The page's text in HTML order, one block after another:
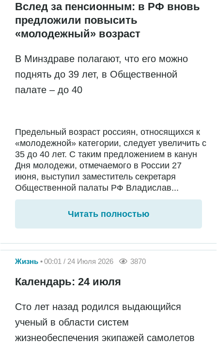
Вслед за пенсионным: в РФ вновь
предложили повысить
«молодежный» возраст
В Минздраве полагают, что его можно
поднять до 39 лет, в Общественной
палате – до 40
Предельный возраст россиян, относящихся к
«молодежной» категории, следует увеличить с
35 до 40 лет. С таким предложением в канун
Дня молодежи, отмечаемого в России 27
июня, выступил заместитель секретаря
Общественной палаты РФ Владислав...
Читать полностью
Жизнь 00:01 / 24 Июля 2026 3870
Календарь: 24 июля
Сто лет назад родился выдающийся
ученый в области систем
жизнеобеспечения экипажей самолетов